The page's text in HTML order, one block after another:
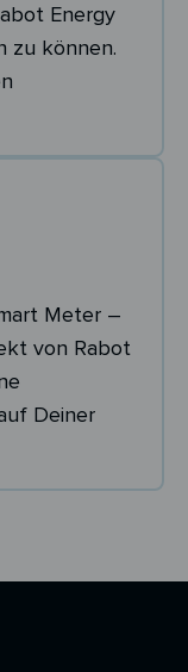
Energy
zu können.
Meter –
von Rabot
Deiner